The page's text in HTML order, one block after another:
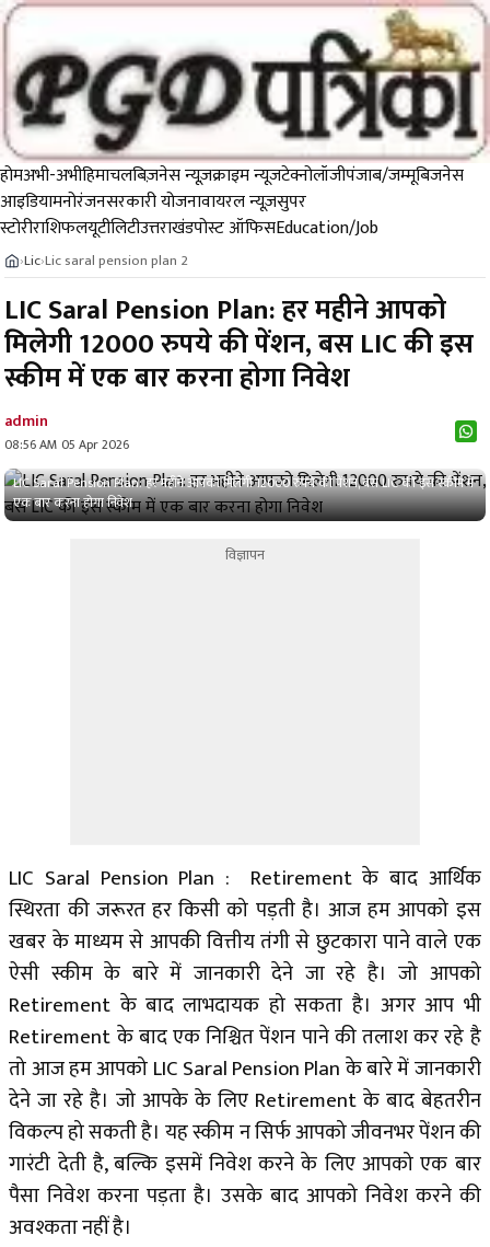
होमअभी-अभीहिमाचलबिज़नेस न्यूज़क्राइम न्यूजटेक्नोलॉजीपंजाब/जम्मूबिजनेस
आइडियामनोरंजनसरकारी योजनावायरल न्यूज़सुपर
स्टोरीराशिफलयूटीलिटीउत्तराखंडपोस्ट ऑफिसEducation/Job
›Lic›Lic saral pension plan 2
LIC Saral Pension Plan: हर महीने आपको
मिलेगी 12000 रुपये की पेंशन, बस LIC की इस
स्कीम में एक बार करना होगा निवेश
admin
08:56 AM 05 Apr 2026
LIC Saral Pension Plan: हर महीने आपको मिलेगी 12000 रुपये की पेंशन, बस LIC की इस स्कीम में
एक बार करना होगा निवेश
विज्ञापन
LIC Saral Pension Plan : Retirement के बाद आर्थिक
स्थिरता की जरूरत हर किसी को पड़ती है। आज हम आपको इस
खबर के माध्यम से आपकी वित्तीय तंगी से छुटकारा पाने वाले एक
ऐसी स्कीम के बारे में जानकारी देने जा रहे है। जो आपको
Retirement के बाद लाभदायक हो सकता है। अगर आप भी
Retirement के बाद एक निश्चित पेंशन पाने की तलाश कर रहे है
तो आज हम आपको LIC Saral Pension Plan के बारे में जानकारी
देने जा रहे है। जो​​ आपके के लिए Retirement के बाद बेहतरीन
विकल्प हो सकती है। यह स्कीम न सिर्फ आपको जीवनभर पेंशन की
गारंटी देती है, बल्कि इसमें निवेश करने के लिए आपको एक बार
पैसा निवेश करना पड़ता है। उसके बाद आपको निवेश करने की
अवश्कता नहीं है।